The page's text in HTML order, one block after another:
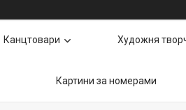
Канцтовари Художня
Картини за номерами